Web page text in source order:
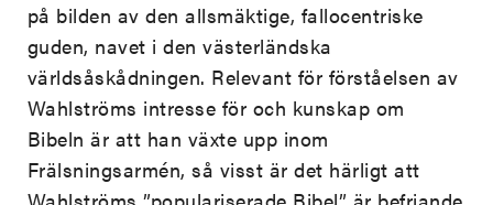
på bilden av den allsmäktige, fallocentriske
guden, navet i den västerländska
världsåskådningen. Relevant för förståelsen av
Wahlströms intresse för och kunskap om
Bibeln är att han växte upp inom
Frälsningsarmén, så visst är det härligt att